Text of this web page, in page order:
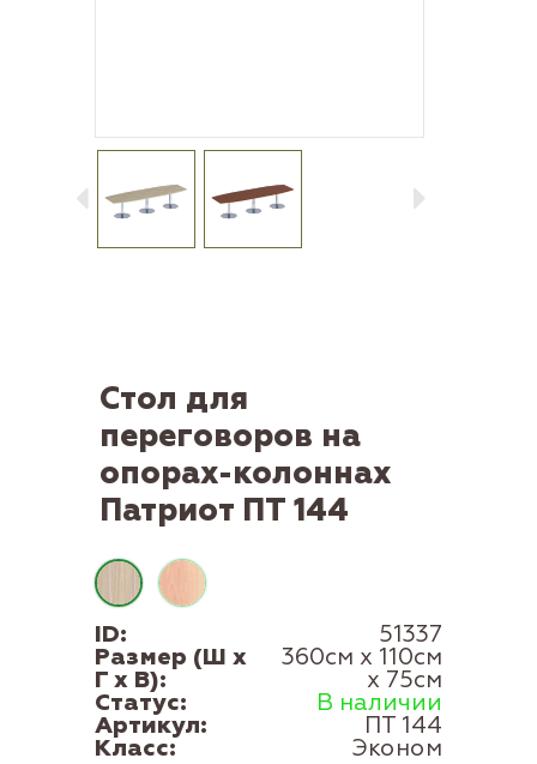
Стол для
переговоров на
опорах-колоннах
Патриот ПТ 144
ID: 51337
Размер (Ш x
Г x В):
360см x 110см
x 75см
Статус: В наличии
Артикул: ПТ 144
Класс: Эконом